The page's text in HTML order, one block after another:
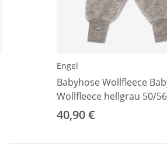
Engel
Babyhose Wollfleece
Wollfleece hellgrau 50/56
40,90 €